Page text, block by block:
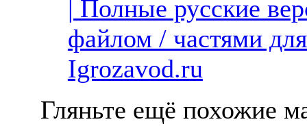
| Полные русские
файлом / частями
Igrozavod.ru
Гляньте ещё похожие